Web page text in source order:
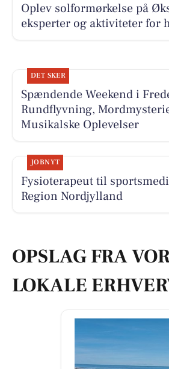
Oplev solformørkelse på
eksperter og aktiviteter for
DET SKER
Spændende Weekend i
Rundflyvning,
Musikalske Oplevelser
JOBNYT
Fysioterapeut til
Region Nordjylland
OPSLAG FRA
LOKALE